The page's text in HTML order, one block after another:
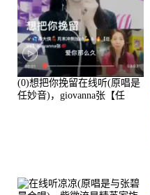
(0)想把你挽留在线听(原唱是
任妙音)，giovanna张【任